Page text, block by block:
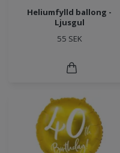
Heliumfylld ballong -
Ljusgul
55 SEK